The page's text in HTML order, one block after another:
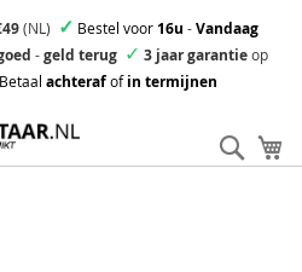
(NL) ✓ Bestel voor16u -Vandaag
-geld terug ✓ 3 jaar garantieop
Betaal achterafofin termijnen